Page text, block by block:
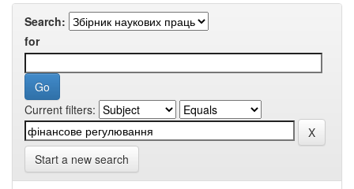
Search:
for
Current filters:
Start a new search